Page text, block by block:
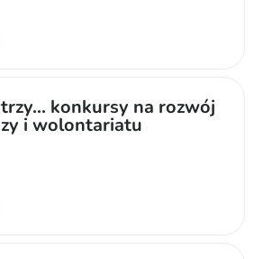
konkursy na rozwój
i wolontariatu